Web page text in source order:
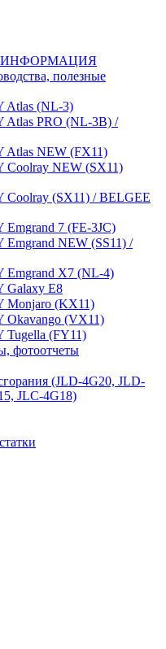
ИНФОРМАЦИЯ
полезные
Atlas (NL-3)
PRO (NL-3B) /
NEW (FX11)
NEW (SX11)
(SX11) / BELGEE
7 (FE-3JC)
NEW (SS11) /
X7 (NL-4)
Galaxy E8
Monjaro (KX11)
(VX11)
(FY11)
фотоотчеты
(JLD-4G20, JLD-
JLC-4G18)